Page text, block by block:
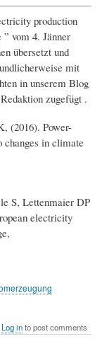
production
vom 4. Jänner
übersetzt und
mit
in unserem Blog
zugefügt .
(2016). Power-
changes in climate
S, Lettenmaier DP
electricity
Log into post comments